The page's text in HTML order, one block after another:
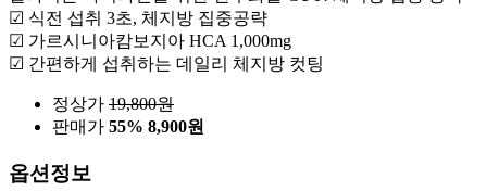
☑ 식전 섭취 3초, 체지방 집중공략
☑ 가르시니아캄보지아 HCA 1,000mg
☑ 간편하게 섭취하는 데일리 체지방 컷팅
정상가 19,800원
판매가 55% 8,900원
옵션정보